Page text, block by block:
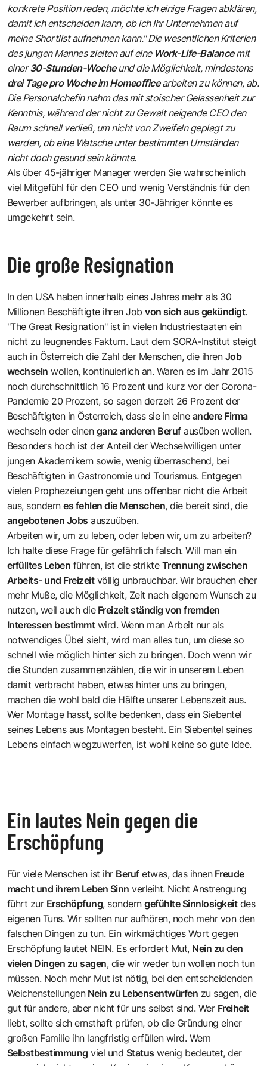
konkrete Position reden, möchte ich einige Fragen abklären,
damit ich entscheiden kann, ob ich Ihr Unternehmen auf
meine Shortlist aufnehmen kann." Die wesentlichen Kriterien
des jungen Mannes zielten auf eine Work-Life-Balancemit
einer30-Stunden-Wocheund die Möglichkeit, mindestens
drei Tage pro Woche im Homeofficearbeiten zu können, ab.
Die Personalchefin nahm das mit stoischer Gelassenheit zur
Kenntnis, während der nicht zu Gewalt neigende CEO den
Raum schnell verließ, um nicht von Zweifeln geplagt zu
werden, ob eine Watsche unter bestimmten Umständen
nicht doch gesund sein könnte.
Als über 45-jähriger Manager werden Sie wahrscheinlich
viel Mitgefühl für den CEO und wenig Verständnis für den
Bewerber aufbringen, als unter 30-Jähriger könnte es
umgekehrt sein.
Die große Resignation
In den USA haben innerhalb eines Jahres mehr als 30
Millionen Beschäftigte ihren Jobvon sich aus gekündigt.
"The Great Resignation" ist in vielen Industriestaaten ein
nicht zu leugnendes Faktum. Laut dem SORA-Institut steigt
auch in Österreich die Zahl der Menschen, die ihren Job
wechseln wollen, kontinuierlich an. Waren es im Jahr 2015
noch durchschnittlich 16 Prozent und kurz vor der Corona-
Pandemie 20 Prozent, so sagen derzeit 26 Prozent der
Beschäftigten in Österreich, dass sie in eine andere Firma
wechseln oder einen ganz anderen Beruf ausüben wollen.
Besonders hoch ist der Anteil der Wechselwilligen unter
jungen Akademikern sowie, wenig überraschend, bei
Beschäftigten in Gastronomie und Tourismus. Entgegen
vielen Prophezeiungen geht uns offenbar nicht die Arbeit
aus, sondernes fehlen die Menschen, die bereit sind, die
angebotenen Jobs auszuüben.
Arbeiten wir, um zu leben, oder leben wir, um zu arbeiten?
Ich halte diese Frage für gefährlich falsch. Will man ein
erfülltes Leben führen, ist die strikte Trennung zwischen
Arbeits- und Freizeitvöllig unbrauchbar. Wir brauchen eher
mehr Muße, die Möglichkeit, Zeit nach eigenem Wunsch zu
nutzen, weil auch dieFreizeit ständig von fremden
Interessen bestimmtwird. Wenn man Arbeit nur als
notwendiges Übel sieht, wird man alles tun, um diese so
schnell wie möglich hinter sich zu bringen. Doch wenn wir
die Stunden zusammenzählen, die wir in unserem Leben
damit verbracht haben, etwas hinter uns zu bringen,
machen die wohl bald die Hälfte unserer Lebenszeit aus.
Wer Montage hasst, sollte bedenken, dass ein Siebentel
seines Lebens aus Montagen besteht. Ein Siebentel seines
Lebens einfach wegzuwerfen, ist wohl keine so gute Idee.
Ein lautes Nein gegen die
Erschöpfung
Für viele Menschen ist ihr Beruf etwas, das ihnenFreude
macht und ihrem Leben Sinn verleiht. Nicht Anstrengung
führt zur Erschöpfung, sonderngefühlte Sinnlosigkeitdes
eigenen Tuns. Wir sollten nur aufhören, noch mehr von den
falschen Dingen zu tun. Ein wirkmächtiges Wort gegen
Erschöpfung lautet NEIN. Es erfordert Mut, Nein zu den
vielen Dingen zu sagen, die wir weder tun wollen noch tun
müssen. Noch mehr Mut ist nötig, bei den entscheidenden
WeichenstellungenNein zu Lebensentwürfen zu sagen, die
gut für andere, aber nicht für uns selbst sind. Wer Freiheit
liebt, sollte sich ernsthaft prüfen, ob die Gründung einer
großen Familie ihn langfristig erfüllen wird. Wem
Selbstbestimmung viel und Status wenig bedeutet, der